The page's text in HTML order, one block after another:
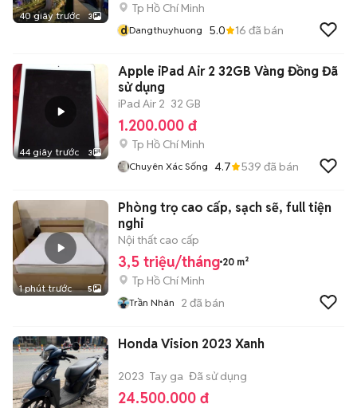
40 giây trước 3
Tp Hồ Chí Minh
dDangthuyhuong 5.0 16 đã bán
44 giây trước 3
Apple iPad Air 2 32GB Vàng Đồng Đã
sử dụng
iPad Air 2 32 GB
1.200.000 đ
Tp Hồ Chí Minh
Chuyên Xác Sống 4.7 539 đã bán
1 phút trước 5
Phòng trọ cao cấp, sạch sẽ, full tiện
nghi
Nội thất cao cấp
3,5 triệu/tháng 20 m²
Tp Hồ Chí Minh
Trần Nhân 2 đã bán
Honda Vision 2023 Xanh
2023 Tay ga Đã sử dụng
24.500.000 đ